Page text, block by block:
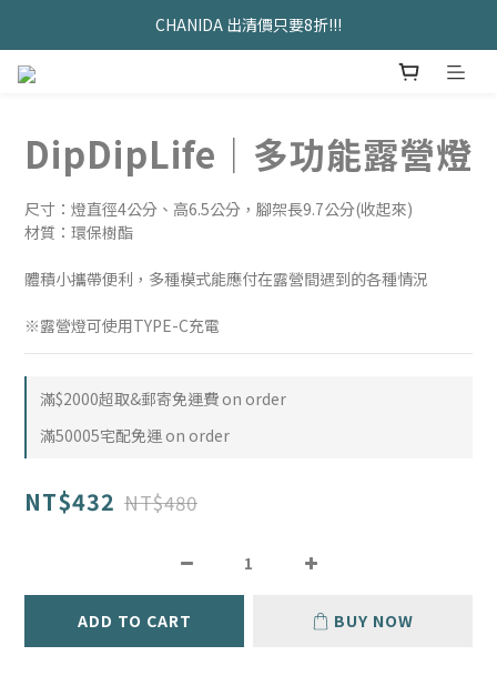
久坐神器>>坐&靠墊組合只要$1488
CHANIDA 出清價只要8折!!!
DipDipLife｜多功能露營燈
尺寸：燈直徑4公分、高6.5公分，腳架長9.7公分(收起來)
材質：環保樹酯
體積小攜帶便利，多種模式能應付在露營間遇到的各種情況
※露營燈可使用TYPE-C充電
滿$2000超取&郵寄免運費 on order
滿50005宅配免運 on order
NT$432 NT$480
ADD TO CART BUY NOW